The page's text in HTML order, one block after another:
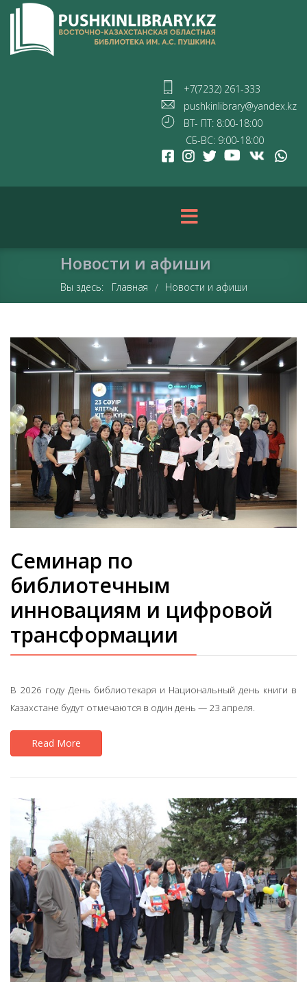
+7(7232) 261-333
pushkinlibrary@yandex.kz
ВТ- ПТ: 8:00-18:00
СБ-ВС: 9:00-18:00
Новости и афиши
Вы здесь: Главная / Новости и афиши
Семинар по
библиотечным
инновациям и цифровой
трансформации
В 2026 году День библиотекаря и Национальный день книги в
Казахстане будут отмечаются в один день — 23 апреля.
Read More